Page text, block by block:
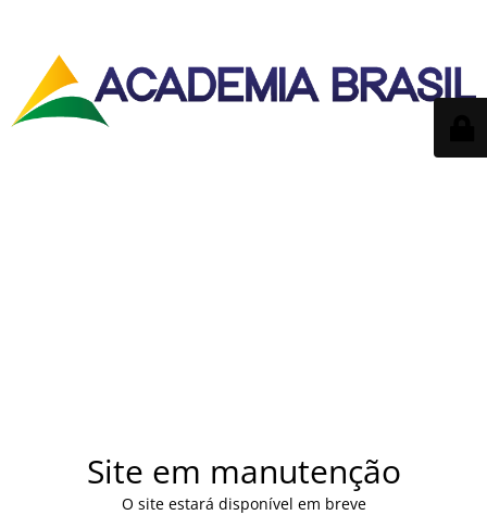
Site em manutenção
O site estará disponível em breve